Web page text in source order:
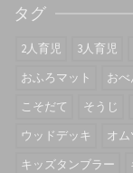
タグ
2人育児 3人育児
おふろマット
おべ
こそだて
そうじ
ウッドデッキ
オ
キッズタンブラー